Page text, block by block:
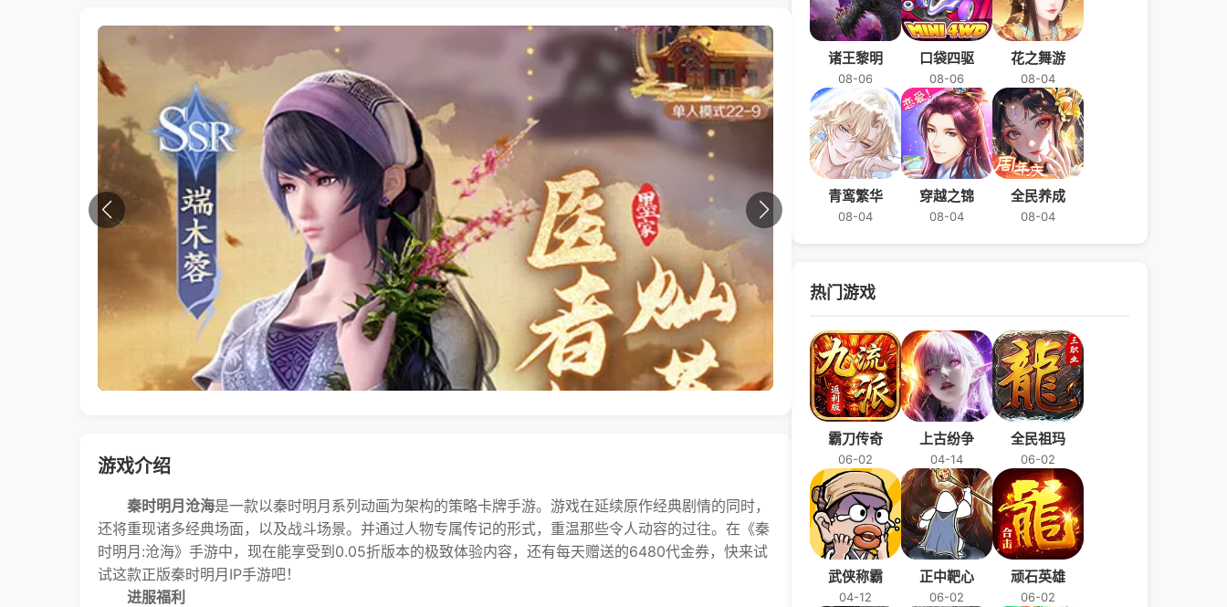
游戏介绍
秦时明月沧海是一款以秦时明月系列动画为架构的策略卡牌手游。游戏在延续原作经典剧情的同时，
还将重现诸多经典场面，以及战斗场景。并通过人物专属传记的形式，重温那些令人动容的过往。在《秦
时明月:沧海》手游中，现在能享受到0.05折版本的极致体验内容，还有每天赠送的6480代金券，快来试
试这款正版秦时明月IP手游吧！
进服福利
诸王黎明
08-06
口袋四驱
08-06
花之舞游
08-04
青鸾繁华
08-04
穿越之锦
08-04
全民养成
08-04
热门游戏
霸刀传奇
06-02
上古纷争
04-14
全民祖玛
06-02
武侠称霸
04-12
正中靶心
06-02
顽石英雄
06-02